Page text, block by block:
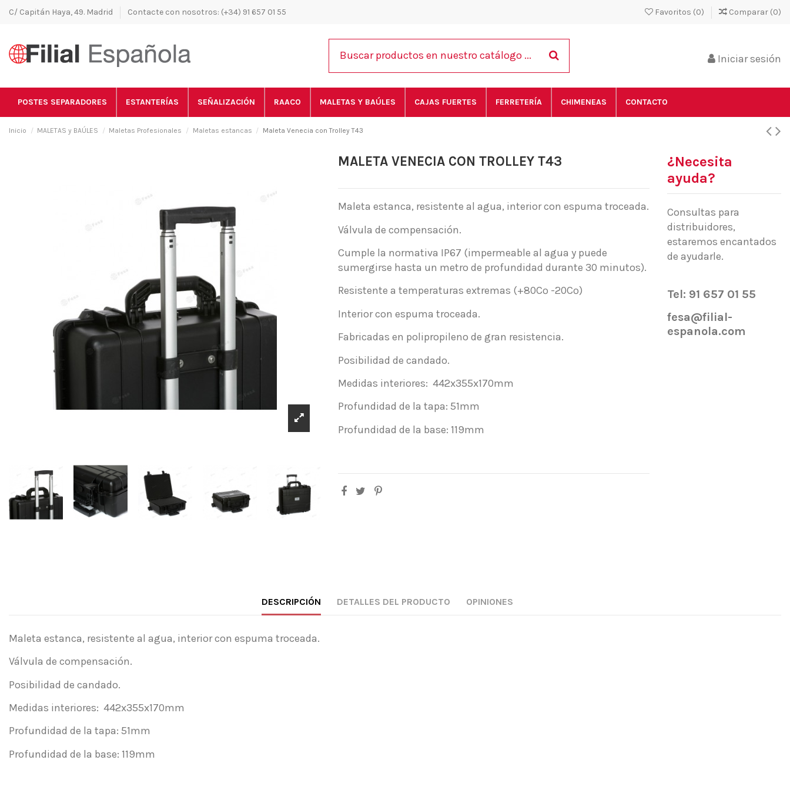
C/ Capitán Haya, 49. Madrid Contacte con nosotros: (+34) 91 657 01 55 Favoritos (0) Comparar (0)
Iniciar sesión
POSTES SEPARADORES ESTANTERÍAS SEÑALIZACIÓN RAACO MALETAS Y BAÚLES CAJAS FUERTES FERRETERÍA CHIMENEAS CONTACTO
Inicio MALETAS y BAÚLES Maletas Profesionales Maletas estancas Maleta Venecia con Trolley T43
MALETA VENECIA CON TROLLEY T43
Maleta estanca, resistente al agua, interior con espuma troceada.
Válvula de compensación.
Cumple la normativa IP67 (impermeable al agua y puede
sumergirse hasta un metro de profundidad durante 30 minutos).
Resistente a temperaturas extremas (+80Cº -20Cº)
Interior con espuma troceada.
Fabricadas en polipropileno de gran resistencia.
Posibilidad de candado.
Medidas interiores: 442x355x170mm
Profundidad de la tapa: 51mm
Profundidad de la base: 119mm
¿Necesita
ayuda?
Consultas para
distribuidores,
estaremos encantados
de ayudarle.
Tel: 91 657 01 55
fesa@filial-
espanola.com
DESCRIPCIÓN DETALLES DEL PRODUCTO OPINIONES
Maleta estanca, resistente al agua, interior con espuma troceada.
Válvula de compensación.
Posibilidad de candado.
Medidas interiores: 442x355x170mm
Profundidad de la tapa: 51mm
Profundidad de la base: 119mm